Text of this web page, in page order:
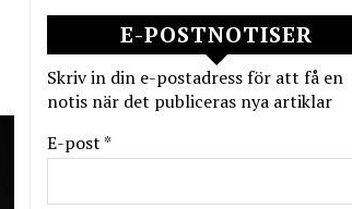
E-POSTNOTISER
Skriv in din e-postadress för att få en
notis när det publiceras nya artiklar
E-post *